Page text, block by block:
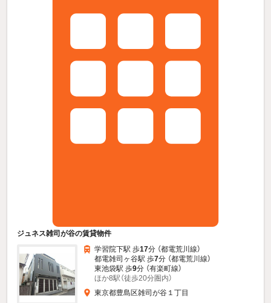
ジュネス雑司が谷の賃貸物件
学習院下駅 歩17分 （都電荒川線）
都電雑司ヶ谷駅 歩7分 （都電荒川線）
東池袋駅 歩9分 （有楽町線）
ほか8駅（徒歩20分圏内）
東京都豊島区雑司が谷１丁目